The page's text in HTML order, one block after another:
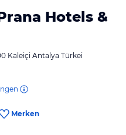
Hotels &
Kaleiçi Antalya Türkei
Merken